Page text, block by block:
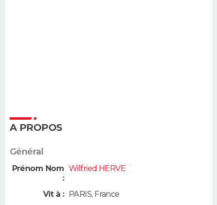
A PROPOS
Général
Prénom Nom
:
Wilfried HERVE
Vit à : PARIS, France